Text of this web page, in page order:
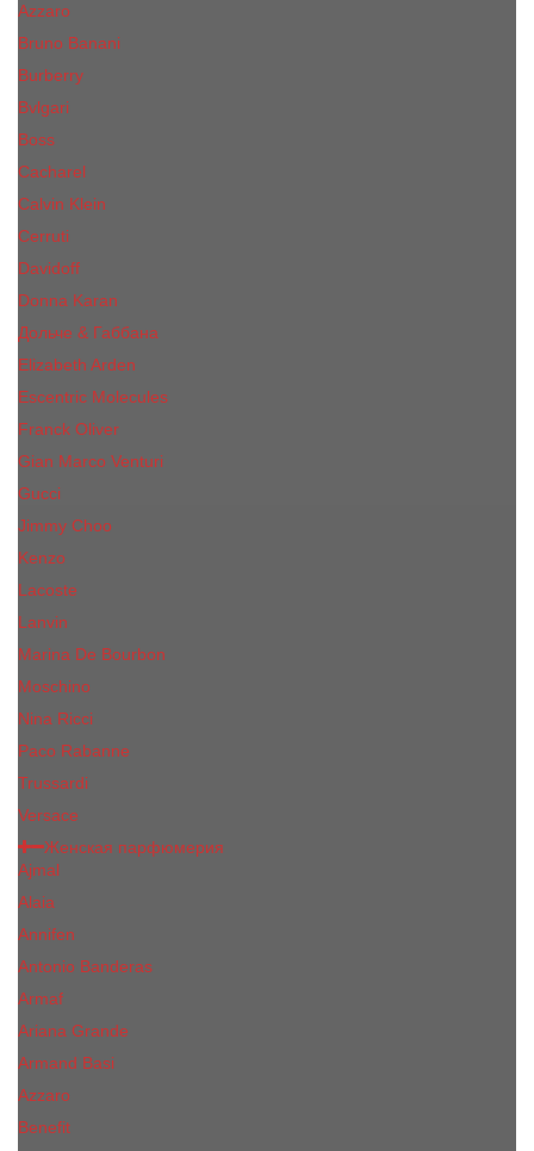
Azzaro
Bruno Banani
Burberry
Bvlgari
Boss
Cacharel
Calvin Klein
Cerruti
Davidoff
Donna Karan
Дольче & Габбана
Elizabeth Arden
Escentric Molecules
Franck Oliver
Gian Marco Venturi
Gucci
Jimmy Choo
Kenzo
Lacoste
Lanvin
Marina De Bourbon
Moschino
Nina Ricci
Paco Rabanne
Trussardi
Versace
Женская парфюмерия
Ajmal
Alaia
Annifen
Antonio Banderas
Armaf
Ariana Grande
Armand Basi
Azzaro
Benefit